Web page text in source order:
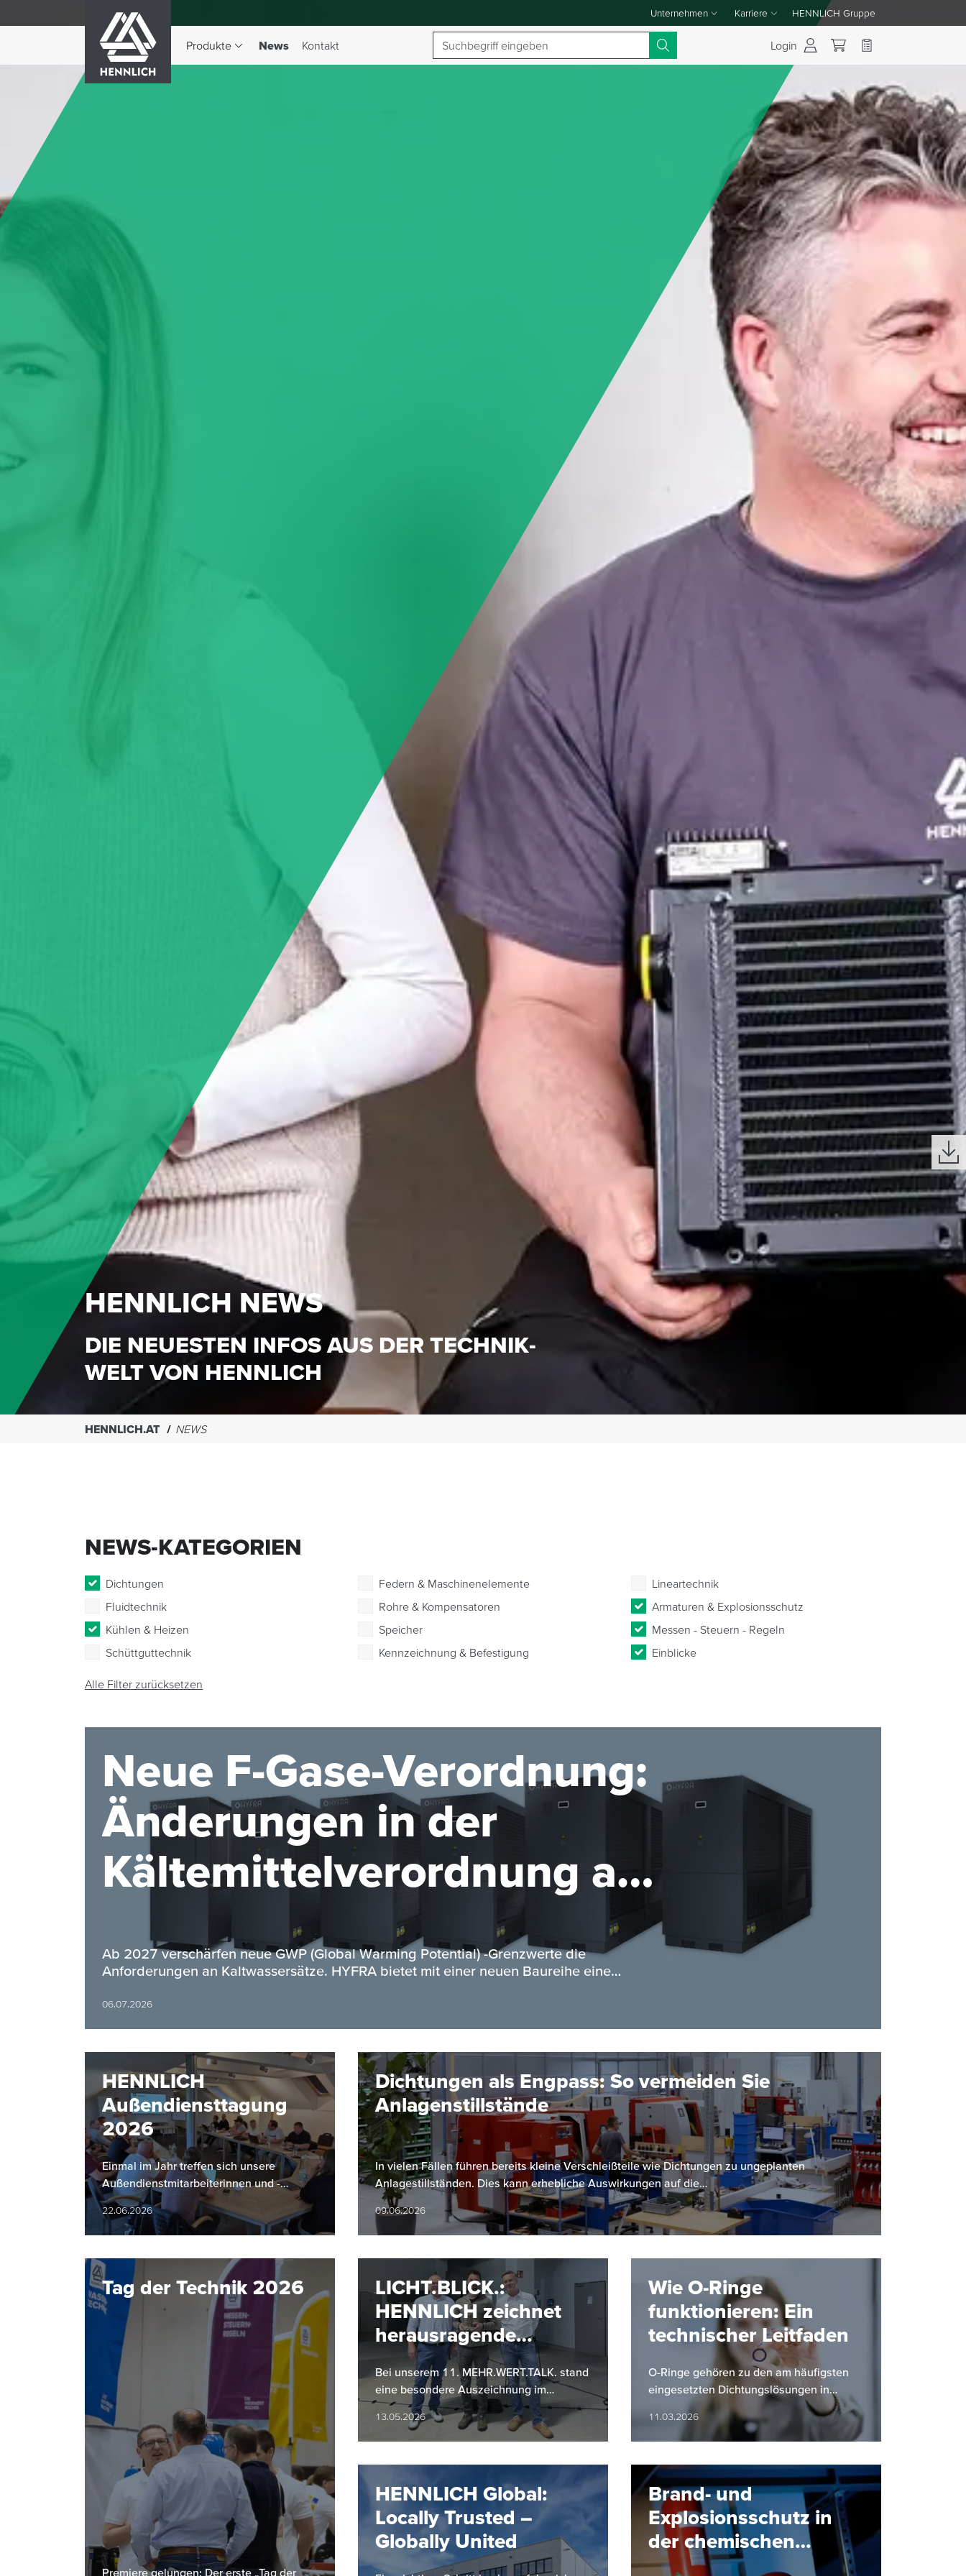
Unternehmen
Dropdown-Menü Unternehmen umschalten
Karriere
Dropdown-Menü Karriere umschalten
HENNLICH Gruppe
Produkte
Dropdown-Menü Produkte umschalten
News(aktiv)
Kontakt Suchbegriff Login
HENNLICH NEWS
DIE NEUESTEN INFOS AUS DER TECHNIK-
WELT VON HENNLICH
HENNLICH.AT NEWS
NEWS-KATEGORIEN
Dichtungen Federn & Maschinenelemente
Lineartechnik
Fluidtechnik
Rohre & Kompensatoren
Armaturen & Explosionsschutz
Kühlen & Heizen
Speicher
Messen - Steuern - Regeln
Schüttguttechnik
Kennzeichnung & Befestigung Einblicke
Alle Filter zurücksetzen
Neue F-Gase-Verordnung:
Änderungen in der
Kältemittelverordnung ab
Ab 2027 verschärfen neue GWP (Global Warming Potential) -Grenzwerte die
Anforderungen an Kaltwassersätze. HYFRA bietet mit einer neuen Baureihe eine…
06.07.2026
HENNLICH
Außendiensttagung
2026
Einmal im Jahr treffen sich unsere
Außendienstmitarbeiterinnen und -
mitarbeiter zu einer gemeinsamen
Tagung. Dabei stehen der Rückblick auf
das…
22.06.2026
Dichtungen als Engpass: So vermeiden Sie
Anlagenstillstände
In vielen Fällen führen bereits kleine Verschleißteile wie Dichtungen zu ungeplanten
Anlagestillständen. Dies kann erhebliche Auswirkungen auf die…
09.06.2026
Tag der Technik 2026
Premiere gelungen: Der erste „Tag der
LICHT.BLICK.:
HENNLICH zeichnet
herausragende
Projekte aus
Bei unserem 11. MEHR.WERT.TALK. stand
eine besondere Auszeichnung im
Mittelpunkt: Zum ersten Mal wurde im
Zuge von LICHT.BLICK. eines von drei…
13.05.2026
Wie O-Ringe
funktionieren: Ein
technischer Leitfaden
O-Ringe gehören zu den am häufigsten
eingesetzten Dichtungslösungen in
industriellen Anwendungen. Ihre einfache
Bauform, hohe Zuverlässigkeit und…
11.03.2026
HENNLICH Global:
Locally Trusted –
Globally United
Brand- und
Explosionsschutz in
der chemischen
Industrie: Ein